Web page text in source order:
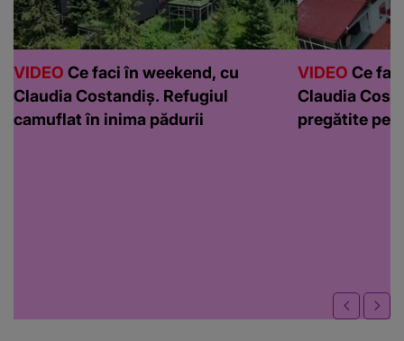
Claudia Costandiș. Refugiul
camuflat în inima pădurii
Claudia
pregătite